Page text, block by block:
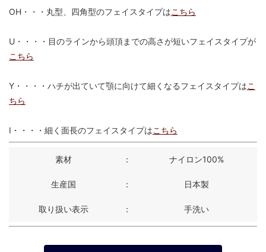
OH・・・丸型、四角型のフェイスタイプはこちら
U・・・・目のラインから頭頂までの高さが短いフェイスタイプが
こちら
Y・・・・ハチが出ていて顎に向けて細くなるフェイスタイプはこ
ちら
I・・・・細く面長のフェイスタイプはこちら
素材 ： ナイロン100%
生産国 ： 日本製
取り扱い表示 ： 手洗い